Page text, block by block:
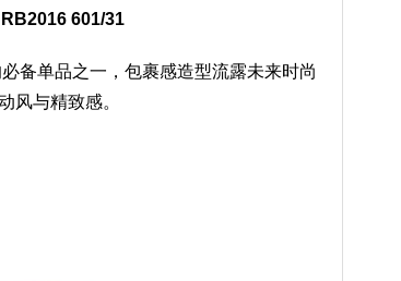
601/31
备单品之一，包裹感造型流露未来时尚
风与精致感。